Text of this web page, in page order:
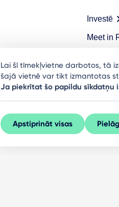
Investē
Meet in
Lai šī tīmekļvietne darbotos, tā
šajā vietnē var tikt izmantotas
Ja piekrītat šo papildu sīkdatņu
Apstiprināt visas